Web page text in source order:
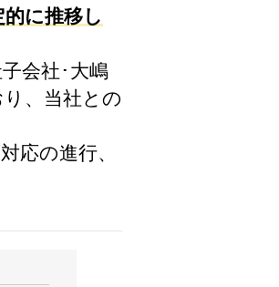
に推移し
会社･大嶋
、当社との
応の進行、